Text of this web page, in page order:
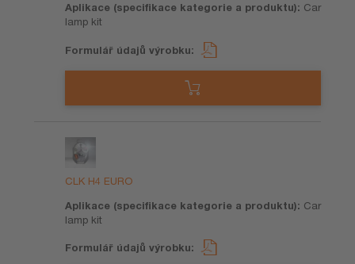
Car
lamp kit
CLK H4 EURO
Car
lamp kit